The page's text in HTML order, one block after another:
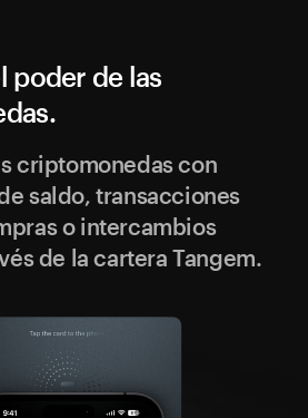
poder de las
criptomonedas con
saldo, transacciones
o intercambios
de la cartera Tangem.